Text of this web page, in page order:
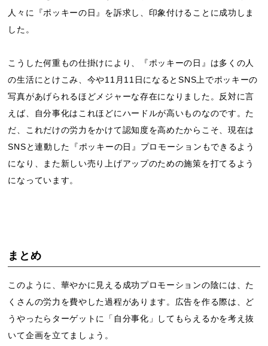
人々に『ポッキーの日』を訴求し、印象付けることに成功しま
した。
こうした何重もの仕掛けにより、『ポッキーの日』は多くの人
の生活にとけこみ、今や11月11日になるとSNS上でポッキーの
写真があげられるほどメジャーな存在になりました。反対に言
えば、自分事化はこれほどにハードルが高いものなのです。た
だ、これだけの労力をかけて認知度を高めたからこそ、現在は
SNSと連動した『ポッキーの日』プロモーションもできるよう
になり、また新しい売り上げアップのための施策を打てるよう
になっています。
まとめ
このように、華やかに見える成功プロモーションの陰には、た
くさんの労力を費やした過程があります。広告を作る際は、ど
うやったらターゲットに「自分事化」してもらえるかを考え抜
いて企画を立てましょう。